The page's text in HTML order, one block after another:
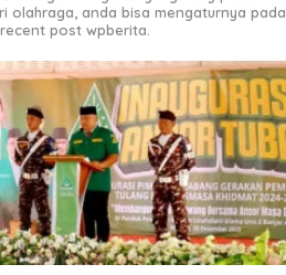
olahraga, anda bisa mengaturnya pada
post wpberita.